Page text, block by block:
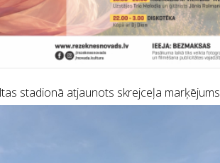
stadionā atjaunots skrejceļa marķējums